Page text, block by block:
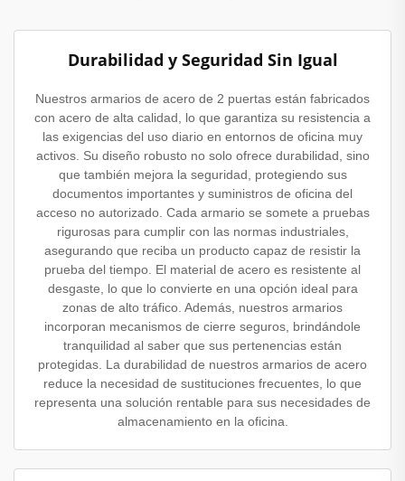
Durabilidad y Seguridad Sin Igual
Nuestros armarios de acero de 2 puertas están fabricados
con acero de alta calidad, lo que garantiza su resistencia a
las exigencias del uso diario en entornos de oficina muy
activos. Su diseño robusto no solo ofrece durabilidad, sino
que también mejora la seguridad, protegiendo sus
documentos importantes y suministros de oficina del
acceso no autorizado. Cada armario se somete a pruebas
rigurosas para cumplir con las normas industriales,
asegurando que reciba un producto capaz de resistir la
prueba del tiempo. El material de acero es resistente al
desgaste, lo que lo convierte en una opción ideal para
zonas de alto tráfico. Además, nuestros armarios
incorporan mecanismos de cierre seguros, brindándole
tranquilidad al saber que sus pertenencias están
protegidas. La durabilidad de nuestros armarios de acero
reduce la necesidad de sustituciones frecuentes, lo que
representa una solución rentable para sus necesidades de
almacenamiento en la oficina.